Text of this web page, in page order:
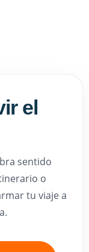
el
sentido
o
tu viaje a